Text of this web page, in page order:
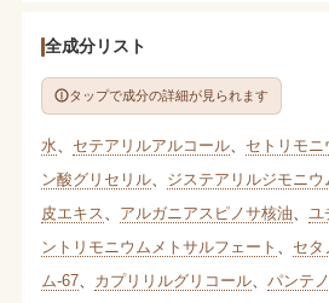
全成分リスト
タップで成分の詳細が見られます
水 セテアリルアルコール、 セトリモニ
ン酸グリセリル、 ジステアリルジモニウ
皮エキス
アルガニアスピノサ核油 ユ
ントリモニウムメトサルフェート
セタ
ム-67、 カプリリルグリコール、 パンテ